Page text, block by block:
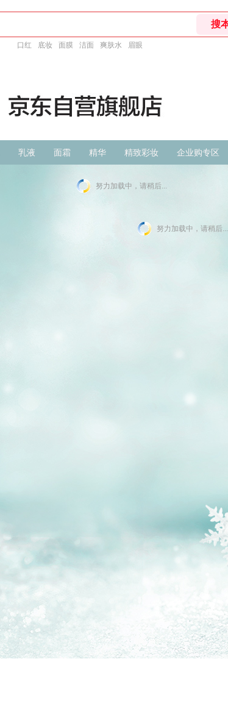
口红 底妆 面膜 洁面 爽肤水 眉眼
乳液 面霜 精华 精致彩妆 企业购专区
努力加载中，请稍后...
努力加载中，请稍后...